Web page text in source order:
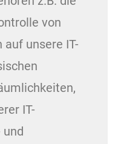
von
unsere IT-
IT-
und